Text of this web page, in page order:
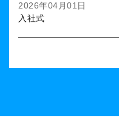
2026年04月01日
入社式